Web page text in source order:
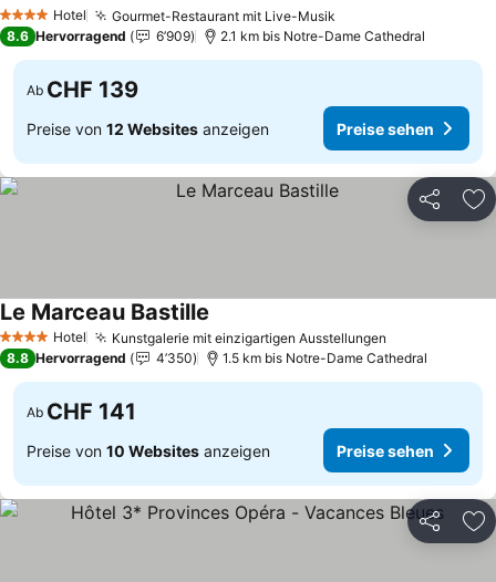
4 Sterne Hotel Gourmet-Restaurant mit Live-Musik
8.6 Hervorragend 6’909 2.1 km bis Notre-Dame Cathedral
Ab CHF 139
Preise von 12 Websites anzeigen Preise sehen
Teilen
4 Sterne Hotel Kunstgalerie mit einzigartigen Ausstellungen
Le Marceau Bastille
8.8 Hervorragend 4’350 1.5 km bis Notre-Dame Cathedral
Ab CHF 141
Preise von 10 Websites anzeigen Preise sehen
Teilen